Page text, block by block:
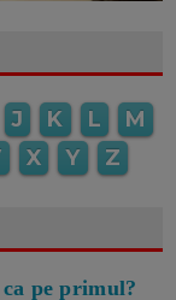
J K L
M
X Y Z
pe primul?